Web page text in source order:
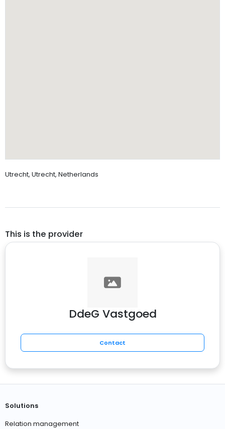
Utrecht, Utrecht, Netherlands
This is the provider
DdeG Vastgoed
Contact
Solutions
Relation management